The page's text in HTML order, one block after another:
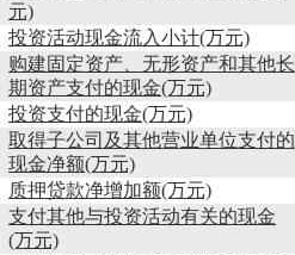
元)
投资活动现金流入小计(万元)
购建固定资产、无形资产和其他长
期资产支付的现金(万元)
投资支付的现金(万元)
取得子公司及其他营业单位支付的
现金净额(万元)
质押贷款净增加额(万元)
支付其他与投资活动有关的现金
(万元)